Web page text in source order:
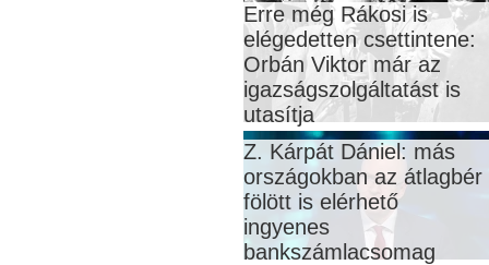
Erre még Rákosi is
elégedetten csettintene:
Orbán Viktor már az
igazságszolgáltatást is
utasítja
Z. Kárpát Dániel: más
országokban az átlagbér
fölött is elérhető
ingyenes
bankszámlacsomag